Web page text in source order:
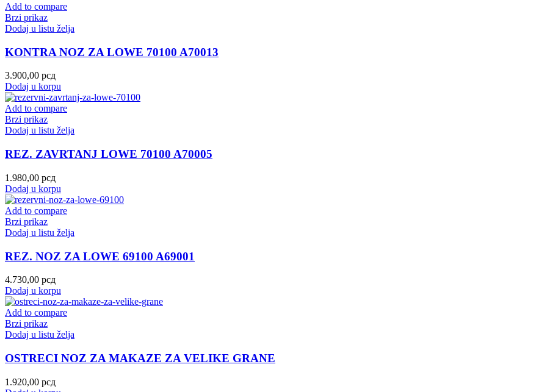
Add to compare
Brzi prikaz
Dodaj u listu želja
KONTRA NOZ ZA LOWE 70100 A70013
3.900,00 рсд
Dodaj u korpu
Add to compare
Brzi prikaz
Dodaj u listu želja
REZ. ZAVRTANJ LOWE 70100 A70005
1.980,00 рсд
Dodaj u korpu
Add to compare
Brzi prikaz
Dodaj u listu želja
REZ. NOZ ZA LOWE 69100 A69001
4.730,00 рсд
Dodaj u korpu
Add to compare
Brzi prikaz
Dodaj u listu želja
OSTRECI NOZ ZA MAKAZE ZA VELIKE GRANE
1.920,00 рсд